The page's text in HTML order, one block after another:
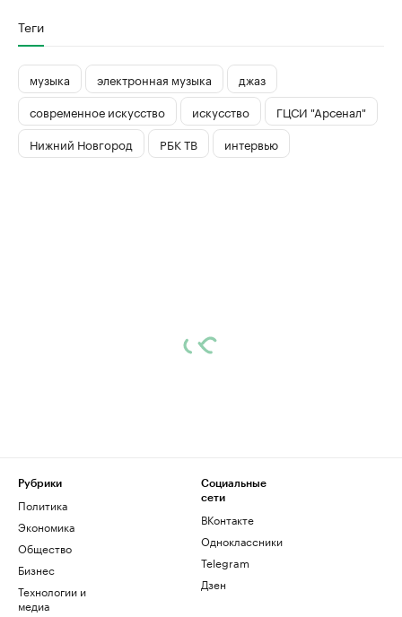
Теги
музыка электронная музыка
джаз
современное искусство
искусство
ГЦСИ "Арсенал"
Нижний Новгород
РБК ТВ интервью
Рубрики
Политика
Экономика
Общество
Бизнес
Технологии и
медиа
Социальные
сети
ВКонтакте
Одноклассники
Telegram
Дзен